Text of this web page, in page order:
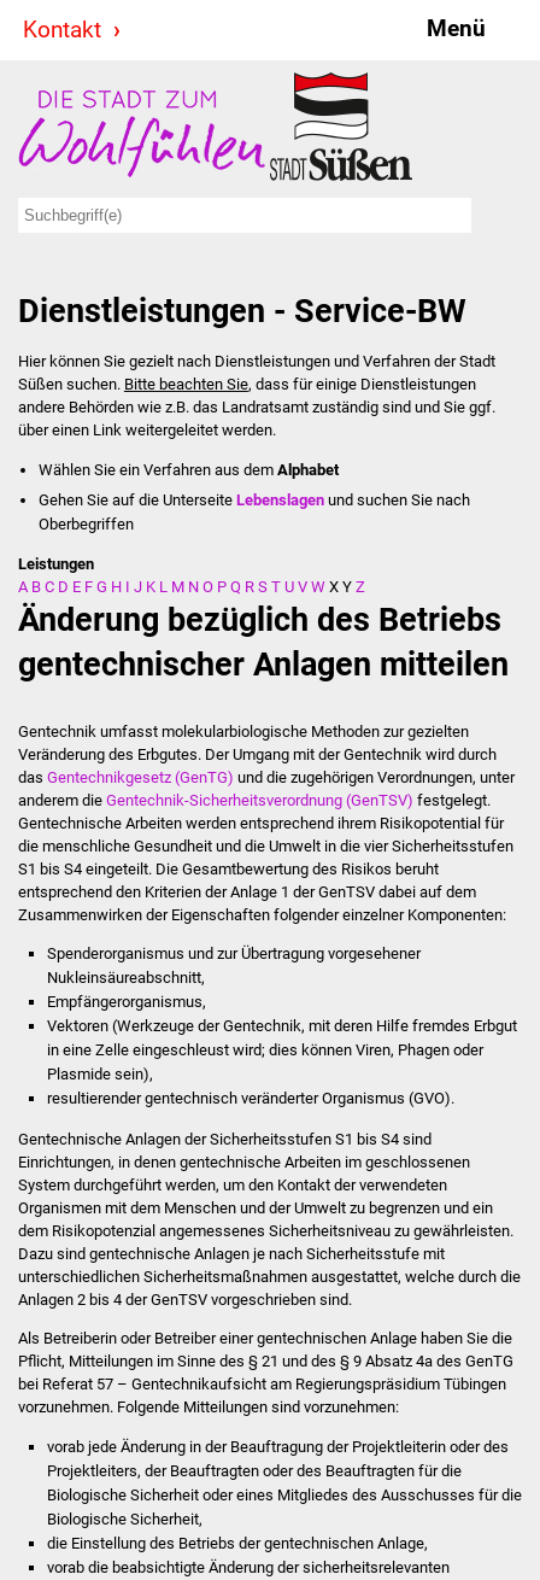
Kontakt Menü
Stadt & Politik
Bürgermeister
Ausschüsse
Ratsinformationssystem
Jugendbeirat
Summerrockfestival
Stadtverwaltung
Ansprechpartner
Stellenangebote
Kontakt
Veröffentlichungen
Wahlen
Stadtinfo
Jubiläumsjahr 2021
Partnerstädte
Projekte
Schulentwicklung Bizet
Sanierung Hallenbad
Sanierung Bizethalle
Ortsentwicklung
Presse
Dienstleistungen - Service-BW
Hier können Sie gezielt nach Dienstleistungen und Verfahren der Stadt
Süßen suchen. Bitte beachten Sie, dass für einige Dienstleistungen
andere Behörden wie z.B. das Landratsamt zuständig sind und Sie ggf.
über einen Link weitergeleitet werden.
Wählen Sie ein Verfahren aus dem Alphabet
Gehen Sie auf die UnterseiteLebenslagen und suchen Sie nach
Oberbegriffen
Leistungen
A B C D E F G H I J K L M N O P Q R S T U V W X Y Z
Änderung bezüglich des Betriebs
gentechnischer Anlagen mitteilen
Gentechnik umfasst molekularbiologische Methoden zur gezielten
Veränderung des Erbgutes. Der Umgang mit der Gentechnik wird durch
das Gentechnikgesetz (GenTG) und die zugehörigen Verordnungen, unter
anderem die Gentechnik-Sicherheitsverordnung (GenTSV) festgelegt.
Gentechnische Arbeiten werden entsprechend ihrem Risikopotential für
die menschliche Gesundheit und die Umwelt in die vier Sicherheitsstufen
S1 bis S4 eingeteilt. Die Gesamtbewertung des Risikos beruht
entsprechend den Kriterien der Anlage 1 der GenTSV dabei auf dem
Zusammenwirken der Eigenschaften folgender einzelner Komponenten:
Spenderorganismus und zur Übertragung vorgesehener
Nukleinsäureabschnitt,
Empfängerorganismus,
Vektoren (Werkzeuge der Gentechnik, mit deren Hilfe fremdes Erbgut
in eine Zelle eingeschleust wird; dies können Viren, Phagen oder
Plasmide sein),
resultierender gentechnisch veränderter Organismus (GVO).
Gentechnische Anlagen der Sicherheitsstufen S1 bis S4 sind
Einrichtungen, in denen gentechnische Arbeiten im geschlossenen
System durchgeführt werden, um den Kontakt der verwendeten
Organismen mit dem Menschen und der Umwelt zu begrenzen und ein
dem Risikopotenzial angemessenes Sicherheitsniveau zu gewährleisten.
Dazu sind gentechnische Anlagen je nach Sicherheitsstufe mit
unterschiedlichen Sicherheitsmaßnahmen ausgestattet, welche durch die
Anlagen 2 bis 4 der GenTSV vorgeschrieben sind.
Als Betreiberin oder Betreiber einer gentechnischen Anlage haben Sie die
Pflicht, Mitteilungen im Sinne des § 21 und des § 9 Absatz 4a des GenTG
bei Referat 57 – Gentechnikaufsicht am Regierungspräsidium Tübingen
vorzunehmen. Folgende Mitteilungen sind vorzunehmen:
vorab jede Änderung in der Beauftragung der Projektleiterin oder des
Projektleiters, der Beauftragten oder des Beauftragten für die
Biologische Sicherheit oder eines Mitgliedes des Ausschusses für die
Biologische Sicherheit,
die Einstellung des Betriebs der gentechnischen Anlage,
vorab die beabsichtigte Änderung der sicherheitsrelevanten